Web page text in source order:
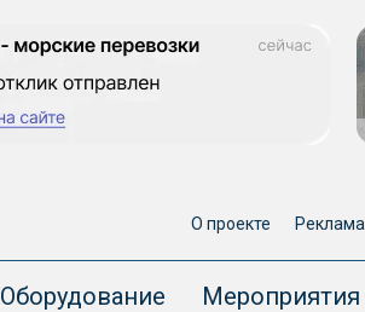
О проекте Реклама
Оборудование Мероприятия